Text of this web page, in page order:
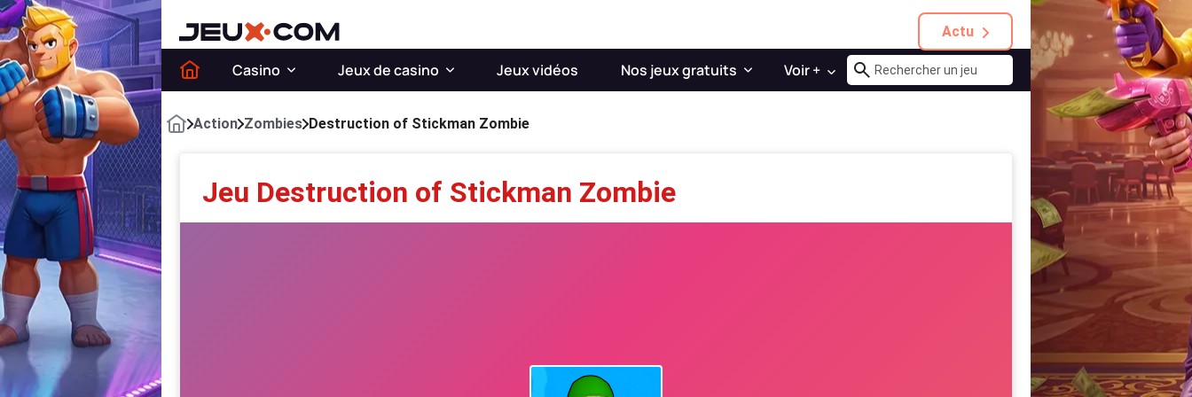
Actu
Casino Jeux de casino Jeux vidéos Nos jeux gratuits Voir +
Action Zombies Destruction of Stickman Zombie
Jeu Destruction of Stickman Zombie